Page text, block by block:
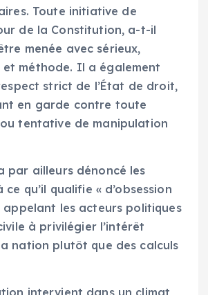
Toute initiative de
de la Constitution, a-t-il
menée avec sérieux,
méthode. Il a également
strict de l’État de droit,
en garde contre toute
tentative de manipulation
par ailleurs dénoncé les
ce qu’il qualifie « d’obsession
appelant les acteurs politiques
à privilégier l’intérêt
nation plutôt que des calculs
intervient dans un climat